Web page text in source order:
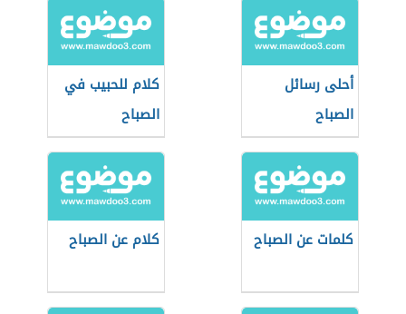
أحلى رسائل
الصباح
كلام للحبيب في
الصباح
كلمات عن الصباح كلام عن الصباح